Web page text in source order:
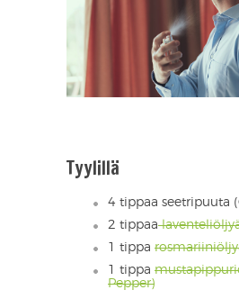
Tyylillä
4 tippaa seetripuuta
2 tippaa
1 tippa
1 tippa
Pepper)